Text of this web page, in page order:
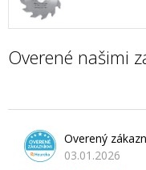
Overené našimi
Overený
03.01.2026